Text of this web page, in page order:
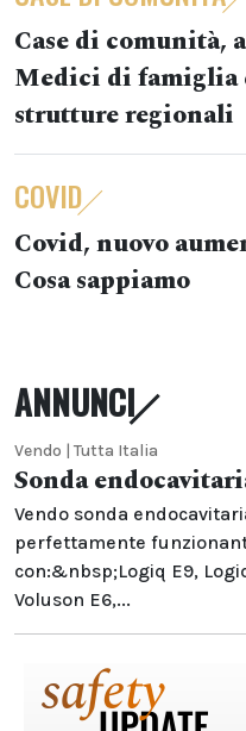
Case di comunità,
Medici di famiglia
strutture regionali
COVID
Covid, nuovo
Cosa sappiamo
ANNUNCI
Vendo | Tutta Italia
Sonda
Vendo sonda
perfettamente
con:&nbsp;Logiq E9,
Voluson E6,...